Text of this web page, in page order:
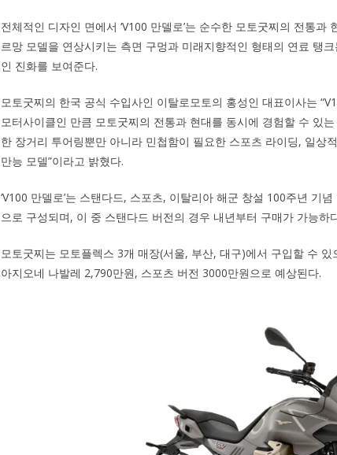
전체적인 디자인 면에서 ‘V100 만델로’는 순수한 모토굿찌의 전통
르망 모델을 연상시키는 측면 구멍과 미래지향적인 형태의 연료 탱
인 진화를 보여준다.
모토굿찌의 한국 공식 수입사인 이탈로모토의 홍성인 대표이사는
모터사이클인 만큼 모토굿찌의 전통과 현대를 동시에 경험할 수 있
한 장거리 투어링뿐만 아니라 민첩함이 필요한 스포츠 라이딩, 일상
만능 모델”이라고 밝혔다.
‘V100 만델로’는 스탠다드, 스포츠, 이탈리아 해군 창설 100주년 기
으로 구성되며, 이 중 스탠다드 버전의 경우 내년부터 구매가 가능하
모토굿찌는 모토플렉스 3개 매장(서울, 부산, 대구)에서 구입할 수
아지오네 나발레 2,790만원, 스포츠 버전 3000만원으로 예상된다.